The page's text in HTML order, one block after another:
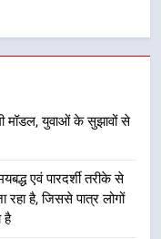
कहा कि पेंशन राशि का
तरीके से सीधे
में हस्तांतरण किया जा
मॉडल, युवाओं के सुझावों से
एवं पारदर्शी तरीके से
रहा है, जिससे पात्र लोगों
है